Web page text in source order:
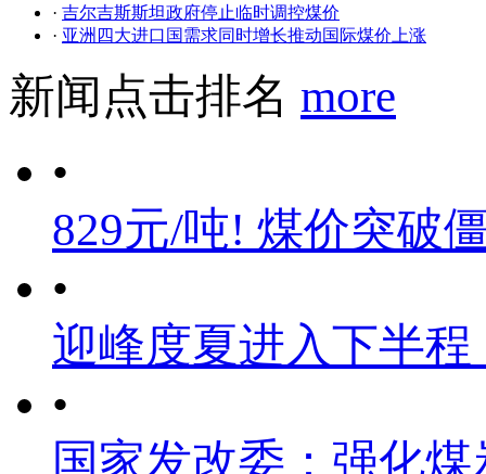
· 吉尔吉斯斯坦政府停止临时调控煤价
· 亚洲四大进口国需求同时增长推动国际煤价上涨
新闻点击排名 more
•
829元/吨! 煤价突破
•
迎峰度夏进入下半
•
国家发改委：强化